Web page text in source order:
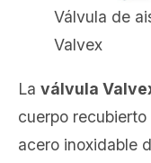
Válvula de
Valvex
La válvula
cuerpo
acero inoxidable